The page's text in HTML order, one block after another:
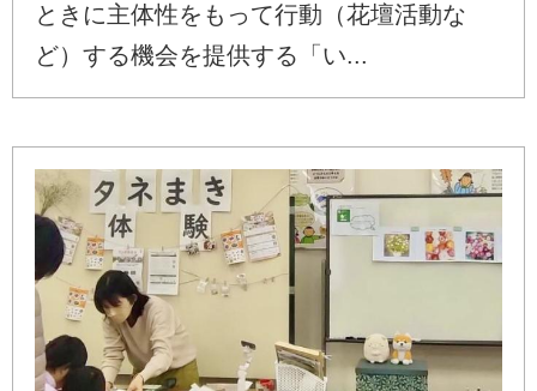
ときに主体性をもって行動（花壇活動な
ど）する機会を提供する「い...